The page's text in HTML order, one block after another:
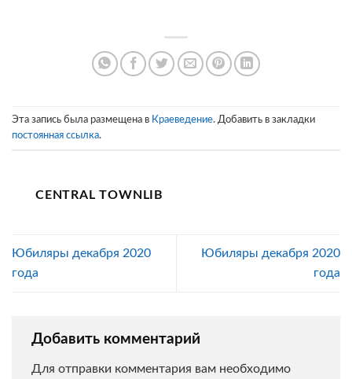
Эта запись была размещена в Краеведение. Добавить в закладки
постоянная ссылка.
CENTRAL TOWNLIB
Юбиляры декабря 2020
года
Юбиляры декабря 2020
года
Добавить комментарий
Для отправки комментария вам необходимо